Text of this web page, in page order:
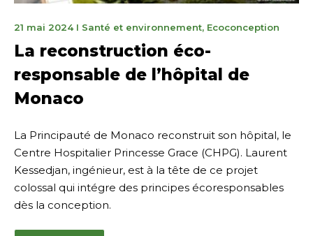
21 mai 202430
2024
I Santé et environnement, Ecoconception
La reconstruction éco-
responsable de l’hôpital de
Monaco
La Principauté de Monaco reconstruit son hôpital, le
Centre Hospitalier Princesse Grace (CHPG). Laurent
Kessedjan, ingénieur, est à la tête de ce projet
colossal qui intégre des principes écoresponsables
dès la conception.